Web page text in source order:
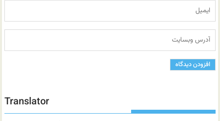
Translator